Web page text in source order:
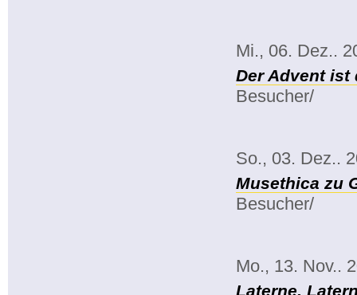
Mi., 06. Dez..
Der Advent ist
Besucher/
So., 03. Dez..
Musethica zu
Besucher/
Mo., 13. Nov..
Laterne,